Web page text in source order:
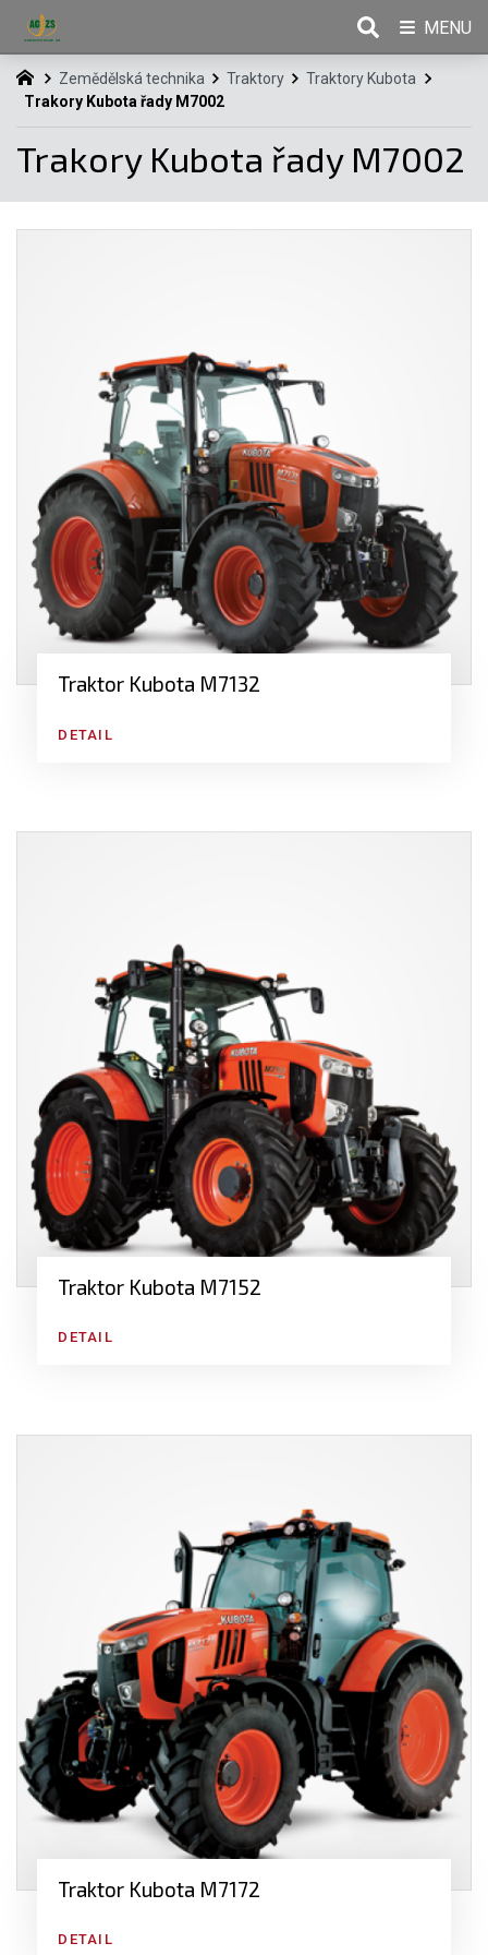
Zemědělská technika Traktory
Traktory Kubota
Trakory Kubota řady M7002
Trakory Kubota řady M7002
Traktor Kubota M7132
DETAIL
Traktor Kubota M7152
DETAIL
Traktor Kubota M7172
DETAIL
MENU